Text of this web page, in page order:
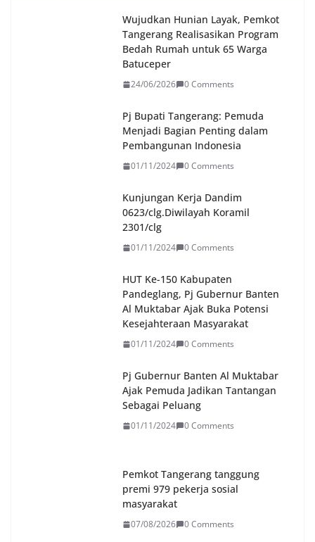
Wujudkan Hunian Layak, Pemkot
Tangerang Realisasikan Program
Bedah Rumah untuk 65 Warga
Batuceper
24/06/2026 0 Comments
Pj Bupati Tangerang: Pemuda
Menjadi Bagian Penting dalam
Pembangunan Indonesia
01/11/2024 0 Comments
Kunjungan Kerja Dandim
0623/clg.Diwilayah Koramil
2301/clg
01/11/2024 0 Comments
HUT Ke-150 Kabupaten
Pandeglang, Pj Gubernur Banten
Al Muktabar Ajak Buka Potensi
Kesejahteraan Masyarakat
01/11/2024 0 Comments
Pj Gubernur Banten Al Muktabar
Ajak Pemuda Jadikan Tantangan
Sebagai Peluang
01/11/2024 0 Comments
Pemkot Tangerang tanggung
premi 979 pekerja sosial
masyarakat
07/08/2026 0 Comments